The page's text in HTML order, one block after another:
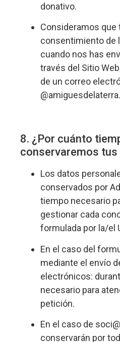
donativo.
Consideramos que
consentimiento de
cuando nos has
través del Sitio
de un correo
8. ¿Por cuánto
conservaremos tus
Los datos
conservados por
tiempo necesario
gestionar cada
formulada por la/el
En el caso del
mediante el envío
electrónicos:
necesario para
petición.
En el caso de
conservarán por